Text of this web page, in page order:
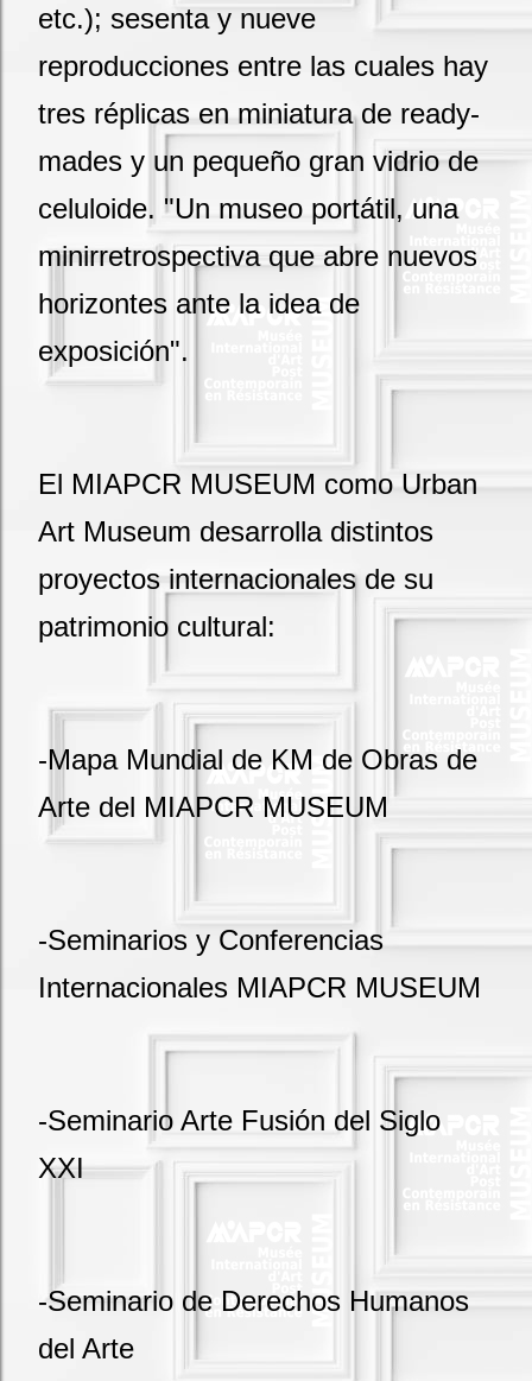
etc.); sesenta y nueve
reproducciones entre las cuales hay
tres réplicas en miniatura de ready-
mades y un pequeño gran vidrio de
celuloide. "Un museo portátil, una
minirretrospectiva que abre nuevos
horizontes ante la idea de
exposición".
El MIAPCR MUSEUM como Urban
Art Museum desarrolla distintos
proyectos internacionales de su
patrimonio cultural:
-Mapa Mundial de KM de Obras de
Arte del MIAPCR MUSEUM
-Seminarios y Conferencias
Internacionales MIAPCR MUSEUM
-Seminario Arte Fusión del Siglo
XXI
-Seminario de Derechos Humanos
del Arte